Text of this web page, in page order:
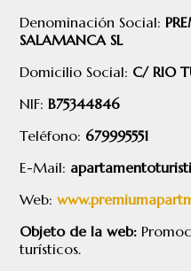
Denominación Social:
SALAMANCA SL
Domicilio Social: C/ RIO
NIF:B75344846
Teléfono: 679995551
E-Mail:
Web:
Objeto de la web:
turísticos.